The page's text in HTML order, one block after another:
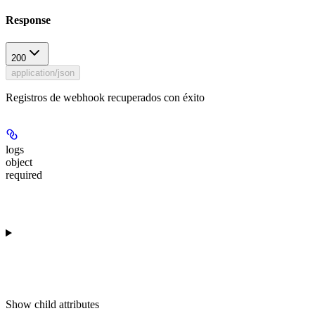
Response
200
application/json
Registros de webhook recuperados con éxito
logs
object
required
Show child attributes